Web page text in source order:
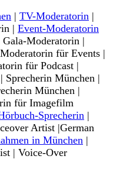
| TV-Moderatorin |
| Event-Moderatorin
Moderatorin |
für Events |
für Podcast |
| Sprecherin München |
München |
für Imagefilm
Sprecherin |
Artist |German
in München |
| Voice-Over